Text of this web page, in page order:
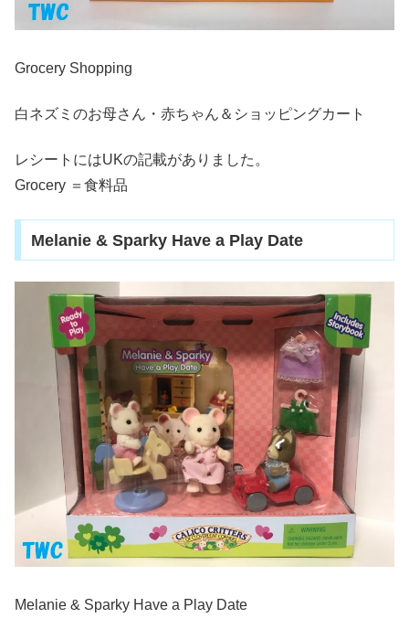
Grocery Shopping
白ネズミのお母さん・赤ちゃん＆ショッピングカート
レシートにはUKの記載がありました。
Grocery ＝食料品
Melanie & Sparky Have a Play Date
Melanie & Sparky Have a Play Date